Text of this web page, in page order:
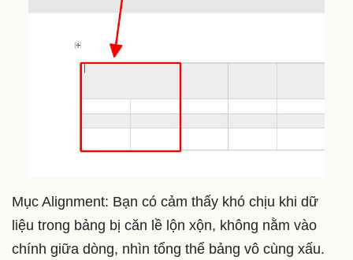
Mục Alignment: Bạn có cảm thấy khó chịu khi dữ
liệu trong bảng bị căn lề lộn xộn, không nằm vào
chính giữa dòng, nhìn tổng thể bảng vô cùng xấu.